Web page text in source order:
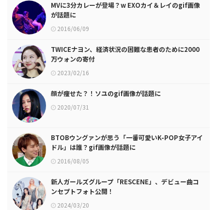
MVに3分カレーが登場？w EXOカイ＆レイのgif画像
が話題に
2016/06/09
TWICEナヨン、経済状況の困難な患者のために2000
万ウォンの寄付
2023/02/16
顔が痩せた？！ソユのgif画像が話題に
2020/07/31
BTOBウングァンが思う「一番可愛いK-POP女子アイ
ドル」は誰？gif画像が話題に
2016/08/05
新人ガールズグループ「RESCENE」、デビュー曲コ
ンセプトフォト公開！
2024/03/20